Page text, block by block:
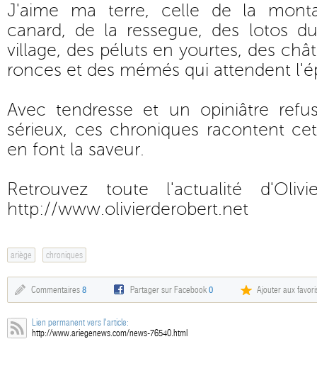
J'aime ma terre, celle de la
canard, de la ressegue, des lotos
village, des péluts en yourtes, des
ronces et des mémés qui attendent
Avec tendresse et un opiniâtre
sérieux, ces chroniques racontent
en font la saveur.
Retrouvez toute l'actualité
http://www.olivierderobert.net
ariège chroniques
Commentaires 8 Partager sur Facebook0 Ajouter aux
Lien permanent vers l'article:
http://www.ariegenews.com/news-76540.html